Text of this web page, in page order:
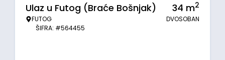
Ulaz u Futog (Braće Bošnjak)
FUTOG
ŠIFRA: #564455
34 m2
DVOSOBAN